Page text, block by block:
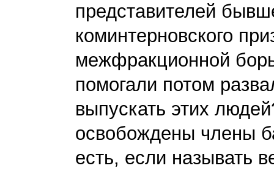
представителей
коминтерновского
межфракционной
помогали потом
выпускать этих
освобождены члены
есть, если называть